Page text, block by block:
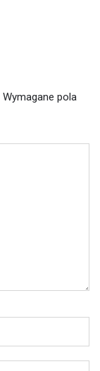
Wymagane pola